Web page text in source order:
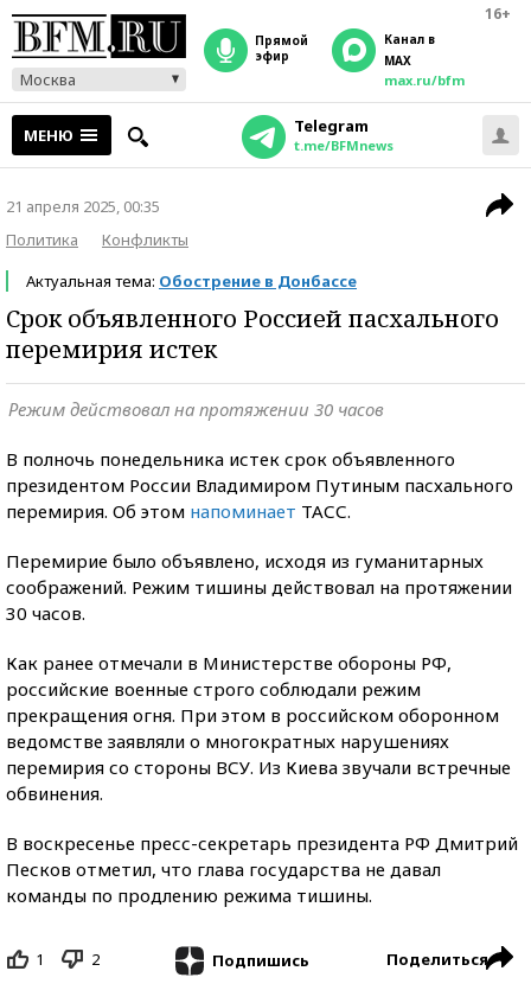
16+
Москва
прямой
эфир
Канал в
MAX
max.ru/bfm
МЕНЮ Telegram
t.me/BFMnews
21 апреля 2025, 00:35
Политика
Конфликты
Актуальная тема: Обострение в Донбассе
Срок объявленного Россией пасхального
перемирия истек
Режим действовал на протяжении 30 часов
В полночь понедельника истек срок объявленного
президентом России Владимиром Путиным пасхального
перемирия. Об этом напоминает ТАСС.
Перемирие было объявлено, исходя из гуманитарных
соображений. Режим тишины действовал на протяжении
30 часов.
Как ранее отмечали в Министерстве обороны РФ,
российские военные строго соблюдали режим
прекращения огня. При этом в российском оборонном
ведомстве заявляли о многократных нарушениях
перемирия со стороны ВСУ. Из Киева звучали встречные
обвинения.
В воскресенье пресс-секретарь президента РФ Дмитрий
Песков отметил, что глава государства не давал
команды по продлению режима тишины.
1 2 Подпишись Поделиться